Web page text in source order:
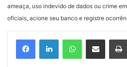
ameaça, uso indevido de dados ou crime
oficiais, acione seu banco e registre